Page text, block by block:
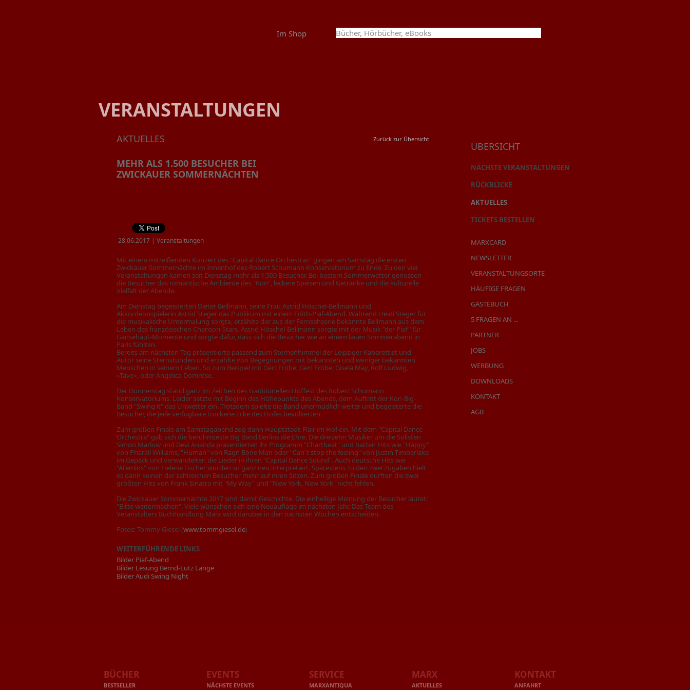
Im Shop
VERANSTALTUNGEN
AKTUELLES Zurück zur Übersicht
MEHR ALS 1.500 BESUCHER BEI
ZWICKAUER SOMMERNÄCHTEN
28.06.2017 | Veranstaltungen
Mit einem mitreißenden Konzert des "Capital Dance Orchestras" gingen am Samstag die ersten
Zwickauer Sommernächte im Innenhof des Robert Schumann Konservatorium zu Ende. Zu den vier
Veranstaltungen kamen seit Dienstag mehr als 1.500 Besucher. Bei bestem Sommerwetter genossen
die Besucher das romantische Ambiente des "Kon", leckere Speisen und Getränke und die kulturelle
Vielfalt der Abende.
Am Dienstag begeisterten Dieter Bellmann, seine Frau Astrid Höschel-Bellmann und
Akkordeonspielerin Astrid Steger das Publikum mit einem Edith-Piaf-Abend. Während Heidi Steger für
die musikalische Untermalung sorgte, erzählte der aus der Fernsehserie bekannte Bellmann aus dem
Leben des französischen Chanson-Stars. Astrid Höschel-Bellmann sorgte mit der Musik "der Piaf" für
Gänsehaut-Momente und sorgte dafür, dass sich die Besucher wie an einem lauen Sommerabend in
Paris fühlten.
Bereits am nächsten Tag präsentierte passend zum Sternenhimmel der Leipziger Kabarettist und
Autor seine Sternstunden und erzählte von Begegnungen mit bekannten und weniger bekannten
Menschen in seinem Leben. So zum Beispiel mit Gert Fröbe, Gert Fröbe, Gisela May, Rolf Ludwig,
»Täve«, oder Angelica Domröse.
Der Donnerstag stand ganz im Zeichen des traditionellen Hoffest des Robert Schumann
Konservatoriums. Leider setzte mit Beginn des Höhepunkts des Abends, dem Auftritt der Kon-Big-
Band "Swing it" das Unwetter ein. Trotzdem spielte die Band unermüdlich weiter und begeisterte die
Besucher, die jede verfügbare trockene Ecke des Hofes bevölkerten.
Zum großen Finale am Samstagabend zog dann Hauptstadt-Flair im Hof ein. Mit dem "Capital Dance
Orchestra" gab sich die berühmteste Big Band Berlins die Ehre. Die dreizehn Musiker um die Solisten
Simon Marlow und Devi Ananda präsentierten ihr Programm "Chartbeat" und hatten Hits wie "Happy"
von Pharell Williams, "Human" von Ragn Bone Man oder "Can´t stop the feeling" von Justin Timberlake
im Gepäck und verwandelten die Lieder in ihren "Capital Dance Sound". Auch deutsche Hits wie
"Atemlos" von Helene Fischer wurden so ganz neu interpretiert. Spätestens zu den zwei Zugaben hielt
es dann keinen der zahlreichen Besucher mehr auf ihren Sitzen. Zum großen Finale durften die zwei
größten Hits von Frank Sinatra mit "My Way" und "New York, New York" nicht fehlen.
Die Zwickauer Sommernächte 2017 sind damit Geschichte. Die einhellige Meinung der Besucher lautet:
"Bitte weitermachen". Viele wünschen sich eine Neuauflage im nächsten Jahr. Das Team des
Veranstalters Buchhandlung Marx wird darüber in den nächsten Wochen entscheiden.
Fotos: Tommy Giesel (www.tommgiesel.de)
WEITERFÜHRENDE LINKS
Bilder Piaf-Abend
Bilder Lesung Bernd-Lutz Lange
Bilder Audi Swing Night
ÜBERSICHT
NÄCHSTE VERANSTALTUNGEN
RÜCKBLICKE
AKTUELLES
TICKETS BESTELLEN
MARXCARD
NEWSLETTER
VERANSTALTUNGSORTE
HÄUFIGE FRAGEN
GÄSTEBUCH
5 FRAGEN AN ...
PARTNER
JOBS
WERBUNG
DOWNLOADS
KONTAKT
AGB
BÜCHER
BESTSELLER
EVENTS
NÄCHSTE EVENTS
SERVICE
MARXANTIQUA
MARX
AKTUELLES
KONTAKT
ANFAHRT